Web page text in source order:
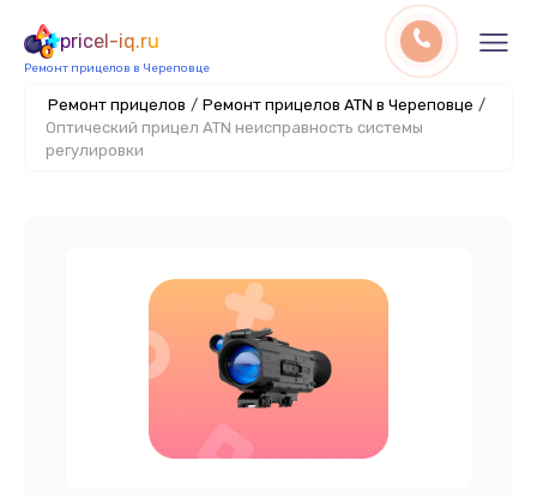
pricel-iq.ru
Ремонт прицелов в Череповце
Ремонт прицелов / Ремонт прицелов ATN в Череповце /
Оптический прицел ATN неисправность системы
регулировки